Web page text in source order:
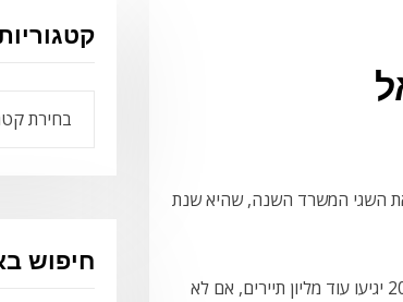
27/12/2010 במסיבת עיתונאים את השגי המשרד השנה, שהיא שנת
"זו מהפכה בתיירות לישראל " אמר השר " לפי תוכנית העבודה שלנו בשנת 2012 יגיעו עוד מליון תיירים, אם לא
חיפוש